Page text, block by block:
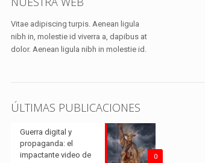
cambiarlo todo
Leer más
Vitae adipiscing turpis. Aenean ligula
nibh in, molestie id viverra a, dapibus at
dolor. Aenean ligula nibh in molestie id.
ÚLTIMAS PUBLICACIONES
0
Guerra digital y
propaganda: el
impactante video de